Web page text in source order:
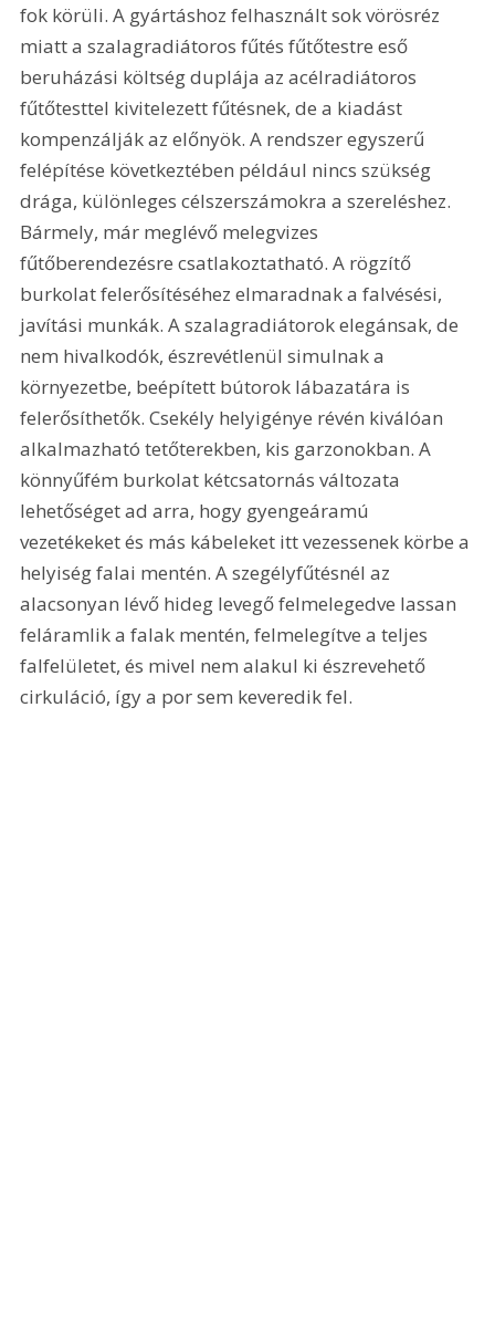
fok körüli. A gyártáshoz felhasznált sok vörösréz
miatt a szalagradiátoros fűtés fűtőtestre eső
beruházási költség duplája az acélradiátoros
fűtőtesttel kivitelezett fűtésnek, de a kiadást
kompenzálják az előnyök. A rendszer egyszerű
felépítése következtében például nincs szükség
drága, különleges célszerszámokra a szereléshez.
Bármely, már meglévő melegvizes
fűtőberendezésre csatlakoztatható. A rögzítő
burkolat felerősítéséhez elmaradnak a falvésési,
javítási munkák. A szalagradiátorok elegánsak, de
nem hivalkodók, észrevétlenül simulnak a
környezetbe, beépített bútorok lábazatára is
felerősíthetők. Csekély helyigénye révén kiválóan
alkalmazható tetőterekben, kis garzonokban. A
könnyűfém burkolat kétcsatornás változata
lehetőséget ad arra, hogy gyengeáramú
vezetékeket és más kábeleket itt vezessenek körbe a
helyiség falai mentén. A szegélyfűtésnél az
alacsonyan lévő hideg levegő felmelegedve lassan
feláramlik a falak mentén, felmelegítve a teljes
falfelületet, és mivel nem alakul ki észrevehető
cirkuláció, így a por sem keveredik fel.